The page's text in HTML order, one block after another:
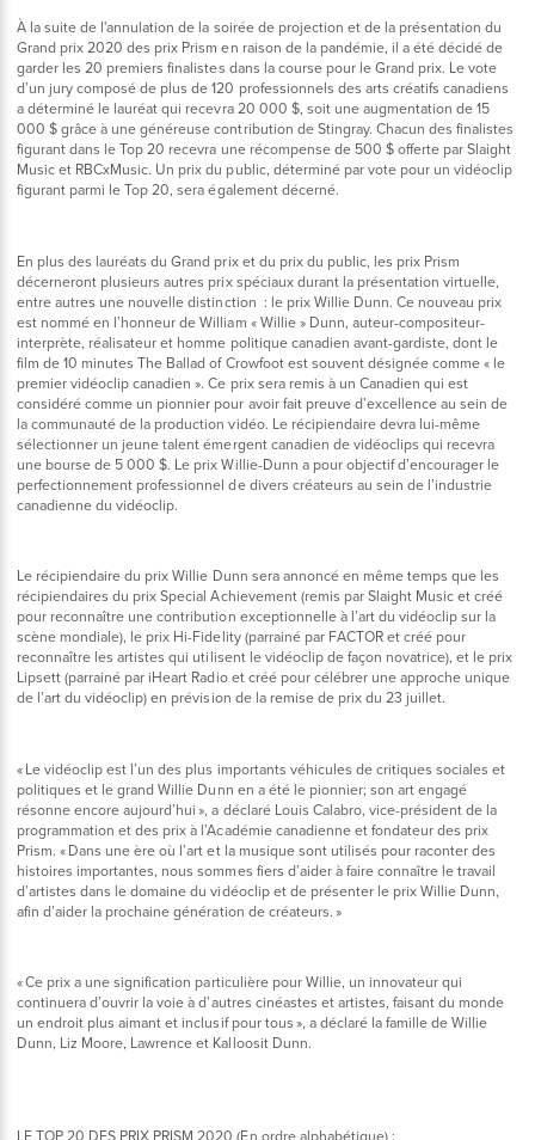
À la suite de l'annulation de la soirée de projection et de la présentation du
Grand prix 2020 des prix Prism en raison de la pandémie, il a été décidé de
garder les 20 premiers finalistes dans la course pour le Grand prix. Le vote
d’un jury composé de plus de 120 professionnels des arts créatifs canadiens
a déterminé le lauréat qui recevra 20 000 $, soit une augmentation de 15
000 $ grâce à une généreuse contribution de Stingray. Chacun des finalistes
figurant dans le Top 20 recevra une récompense de 500 $ offerte par Slaight
Music et RBCxMusic. Un prix du public, déterminé par vote pour un vidéoclip
figurant parmi le Top 20, sera également décerné.
En plus des lauréats du Grand prix et du prix du public, les prix Prism
décerneront plusieurs autres prix spéciaux durant la présentation virtuelle,
entre autres une nouvelle distinction : le prix Willie Dunn. Ce nouveau prix
est nommé en l’honneur de William « Willie » Dunn, auteur-compositeur-
interprète, réalisateur et homme politique canadien avant-gardiste, dont le
film de 10 minutes The Ballad of Crowfoot est souvent désignée comme « le
premier vidéoclip canadien ». Ce prix sera remis à un Canadien qui est
considéré comme un pionnier pour avoir fait preuve d’excellence au sein de
la communauté de la production vidéo. Le récipiendaire devra lui-même
sélectionner un jeune talent émergent canadien de vidéoclips qui recevra
une bourse de 5 000 $. Le prix Willie-Dunn a pour objectif d’encourager le
perfectionnement professionnel de divers créateurs au sein de l’industrie
canadienne du vidéoclip.
Le récipiendaire du prix Willie Dunn sera annoncé en même temps que les
récipiendaires du prix Special Achievement (remis par Slaight Music et créé
pour reconnaître une contribution exceptionnelle à l’art du vidéoclip sur la
scène mondiale), le prix Hi-Fidelity (parrainé par FACTOR et créé pour
reconnaître les artistes qui utilisent le vidéoclip de façon novatrice), et le prix
Lipsett (parrainé par iHeart Radio et créé pour célébrer une approche unique
de l’art du vidéoclip) en prévision de la remise de prix du 23 juillet.
« Le vidéoclip est l’un des plus importants véhicules de critiques sociales et
politiques et le grand Willie Dunn en a été le pionnier; son art engagé
résonne encore aujourd’hui », a déclaré Louis Calabro, vice-président de la
programmation et des prix à l’Académie canadienne et fondateur des prix
Prism. « Dans une ère où l’art et la musique sont utilisés pour raconter des
histoires importantes, nous sommes fiers d’aider à faire connaître le travail
d’artistes dans le domaine du vidéoclip et de présenter le prix Willie Dunn,
afin d’aider la prochaine génération de créateurs. »
« Ce prix a une signification particulière pour Willie, un innovateur qui
continuera d’ouvrir la voie à d’autres cinéastes et artistes, faisant du monde
un endroit plus aimant et inclusif pour tous », a déclaré la famille de Willie
Dunn, Liz Moore, Lawrence et Kalloosit Dunn.
LE TOP 20 DES PRIX PRISM 2020 (En ordre alphabétique) :